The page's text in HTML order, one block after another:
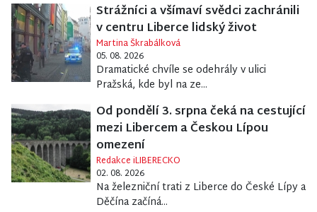
Strážníci a všímaví svědci zachránili
v centru Liberce lidský život
Martina Škrabálková
05. 08. 2026
Dramatické chvíle se odehrály v ulici
Pražská, kde byl na ze...
Od pondělí 3. srpna čeká na cestující
mezi Libercem a Českou Lípou
omezení
Redakce iLIBERECKO
02. 08. 2026
Na železniční trati z Liberce do České Lípy a
Děčína začíná...